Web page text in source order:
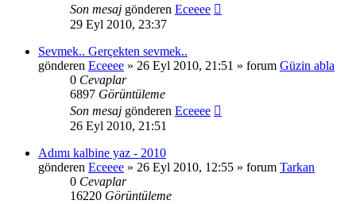
Son mesaj gönderen Eceeee
29 Eyl 2010, 23:37
Sevmek.. Gerçekten sevmek..
gönderen Eceeee » 26 Eyl 2010, 21:51 » forum Güzin abla
0 Cevaplar
6897 Görüntüleme
Son mesaj gönderen Eceeee
26 Eyl 2010, 21:51
Adımı kalbine yaz - 2010
gönderen Eceeee » 26 Eyl 2010, 12:55 » forum Tarkan
0 Cevaplar
16220 Görüntüleme